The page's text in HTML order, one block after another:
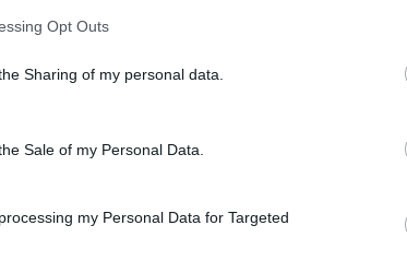
Opt Outs
Sharing of my personal data.
Sale of my Personal Data.
my Personal Data for Targeted